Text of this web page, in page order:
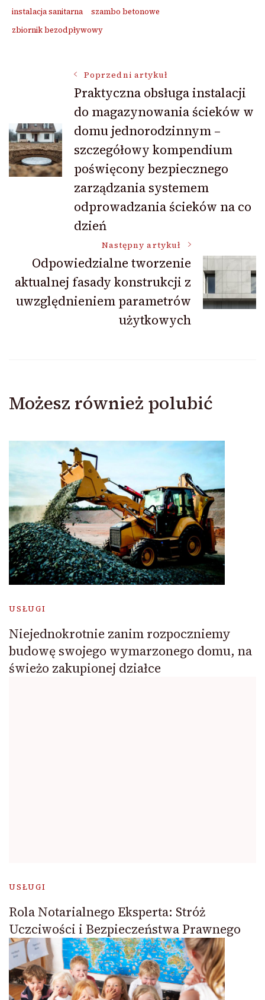
instalacja sanitarna
szambo betonowe
zbiornik bezodpływowy
Nawigacja
wpisu
Poprzedni artykuł
Praktyczna obsługa instalacji
do magazynowania ścieków w
domu jednorodzinnym –
szczegółowy kompendium
poświęcony bezpiecznego
zarządzania systemem
odprowadzania ścieków na co
dzień
Następny artykuł
Odpowiedzialne tworzenie
aktualnej fasady konstrukcji z
uwzględnieniem parametrów
użytkowych
Możesz również polubić
USŁUGI
Niejednokrotnie zanim rozpoczniemy
budowę swojego wymarzonego domu, na
świeżo zakupionej działce
USŁUGI
Rola Notarialnego Eksperta: Stróż
Uczciwości i Bezpieczeństwa Prawnego